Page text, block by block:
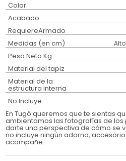
Color
Acabado
RequiereArmado
Medidas (en cm)
Peso Neto Kg.
Material del tapiz
Material de la
estructura interna
No Incluye
En Tugó queremos que te sientas
ambientamos las fotografías de
darte una perspectiva de cómo se
no incluye ningún adorno,
acompañe.